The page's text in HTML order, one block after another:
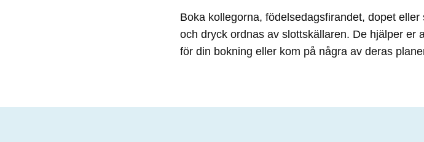
Boka kollegorna, födelsedagsfirandet, dopet
och dryck ordnas av slottskällaren. De hjälper er
för din bokning eller kom på några av deras